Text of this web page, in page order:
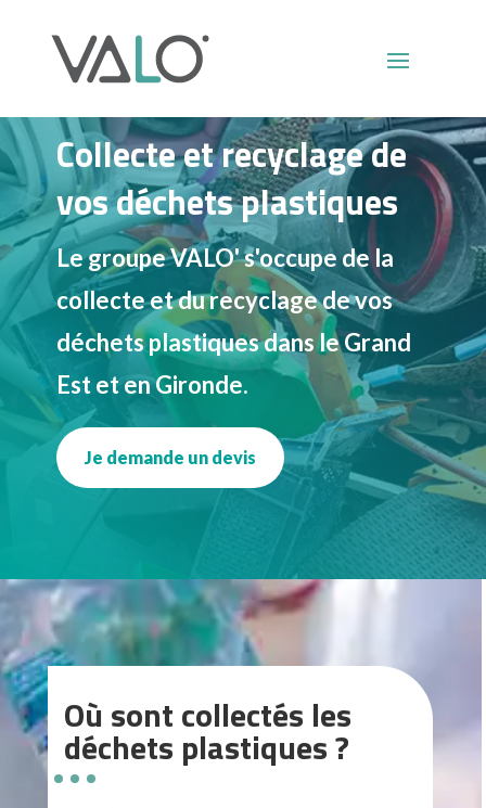
Collecte et recyclage de
vos déchets plastiques
Le groupe VALO' s'occupe de la
collecte et du recyclage de vos
déchets plastiques dans le Grand
Est et en Gironde.
Je demande un devis
Où sont collectés les
déchets plastiques ?